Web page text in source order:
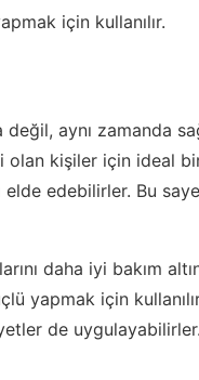
için kullanılır.
aynı zamanda
olan kişiler için ideal
elde edebilirler. Bu
daha iyi bakım
yapmak için
de